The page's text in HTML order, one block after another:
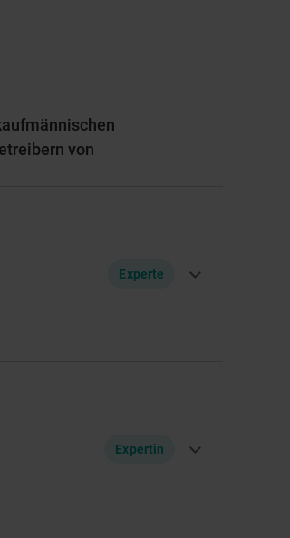
von
Experte
AG (CLENS) hervorging.
Kraftwerke Deutschlands
Nach dem
Expertin